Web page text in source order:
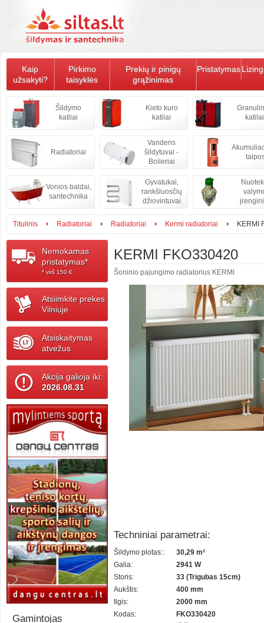
Kaip
užsakyti?
Pirkimo
taisyklės
Prekių ir pinigų
grąžinimas
Pristatymas
Šildymo
katilai
Kieto kuro
katilai
katilai
Radiatoriai
Vandens
šildytuvai -
Boileriai
Vonios baldai,
santechnika
Gyvatukai,
rankšluosčių
džiovintuvai
Titulinis Radiatoriai Radiatoriai Kermi radiatoriai KERMI
Nemokamas
pristatymas*
* virš 150 ‎€.
Atsiimkite prekes
Vilniuje
Atsiskaitymas
atvežus
Akcija galioja iki:
2026.08.31
Gamintojas
KERMI FKO330420
Šoninio pajungimo radiatorius KERMI
Techniniai parametrai:
Šildymo plotas::
30,29 m²
Galia:
2941 W
Storis:
33 (Trigubas 15cm)
Aukštis:
400 mm
Ilgis:
2000 mm
Kodas:
FKO330420